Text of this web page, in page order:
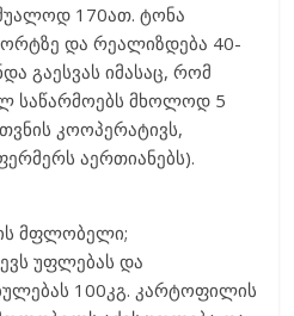
170ათ. ტონა
და რეალიზდება 40-
გაესვას იმასაც, რომ
საწარმოებს მხოლოდ 5
კოოპერატივს,
აერთიანებს).
მფლობელი;
უფლებას და
100კგ. კარტოფილის